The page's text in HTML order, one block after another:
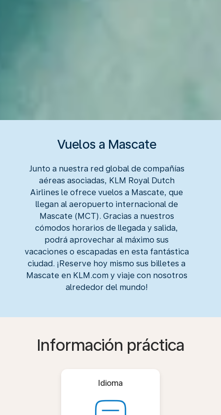
Vuelos a Mascate
Junto a nuestra red global de compañías
aéreas asociadas, KLM Royal Dutch
Airlines le ofrece vuelos a Mascate, que
llegan al aeropuerto internacional de
Mascate (MCT). Gracias a nuestros
cómodos horarios de llegada y salida,
podrá aprovechar al máximo sus
vacaciones o escapadas en esta fantástica
ciudad. ¡Reserve hoy mismo sus billetes a
Mascate en KLM.com y viaje con nosotros
alrededor del mundo!
Información práctica
Idioma